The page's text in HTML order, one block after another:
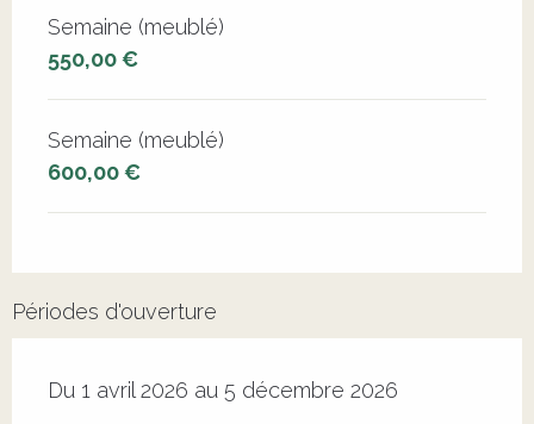
Semaine (meublé)
550,00 €
Semaine (meublé)
600,00 €
Périodes d'ouverture
Du 1 avril 2026 au 5 décembre 2026